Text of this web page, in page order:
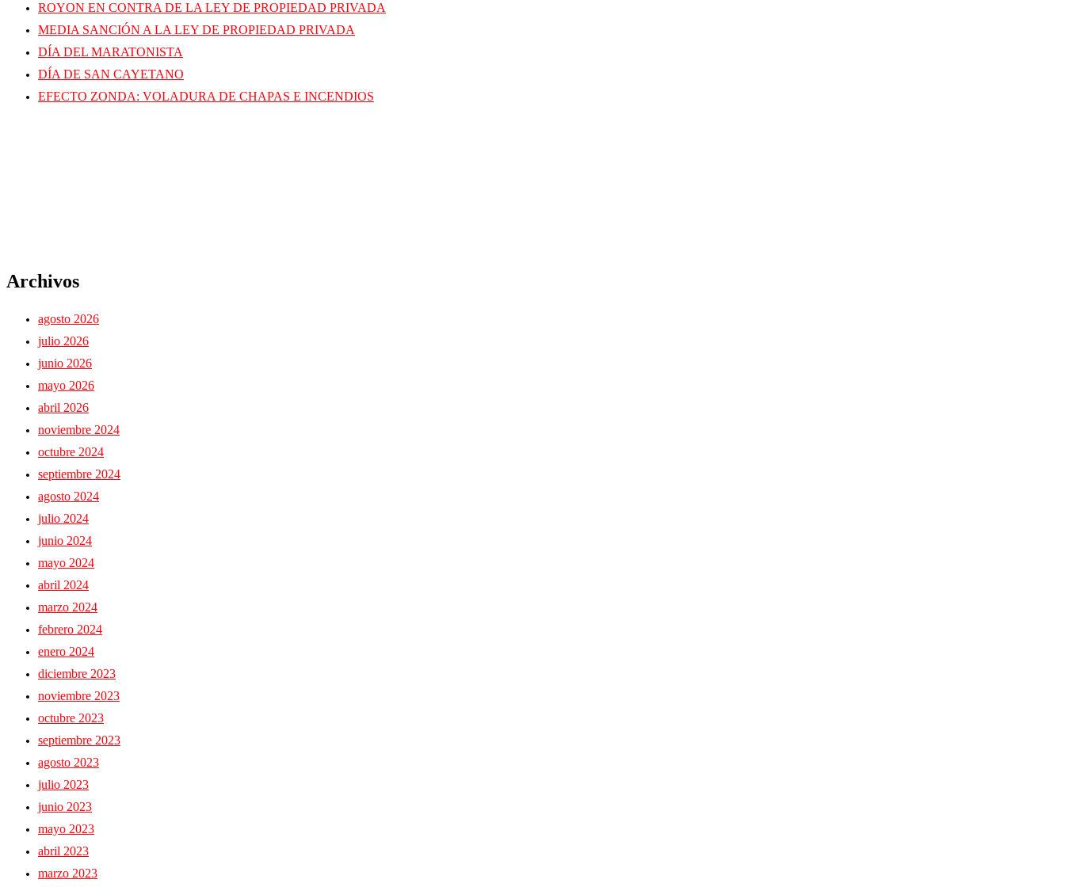
ROYON EN CONTRA DE LA LEY DE PROPIEDAD PRIVADA
MEDIA SANCIÓN A LA LEY DE PROPIEDAD PRIVADA
DÍA DEL MARATONISTA
DÍA DE SAN CAYETANO
EFECTO ZONDA: VOLADURA DE CHAPAS E INCENDIOS
Archivos
agosto 2026
julio 2026
junio 2026
mayo 2026
abril 2026
noviembre 2024
octubre 2024
septiembre 2024
agosto 2024
julio 2024
junio 2024
mayo 2024
abril 2024
marzo 2024
febrero 2024
enero 2024
diciembre 2023
noviembre 2023
octubre 2023
septiembre 2023
agosto 2023
julio 2023
junio 2023
mayo 2023
abril 2023
marzo 2023